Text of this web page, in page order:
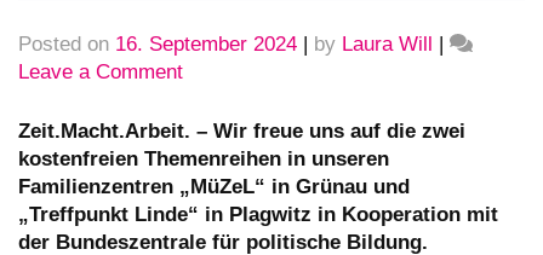
Posted on 16. September 2024 | by Laura Will |
Leave a Comment
Themenreihen
finanzieller
Gleichstellung
und
gesellschaftspolitischer
Zeit.Macht.Arbeit. – Wir freue uns auf die zwei
kostenfreien Themenreihen in unseren
Familienzentren „MüZeL“ in Grünau und
„Treffpunkt Linde“ in Plagwitz in Kooperation mit
der Bundeszentrale für politische Bildung.